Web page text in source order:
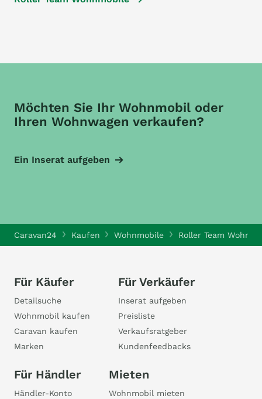
Möchten Sie Ihr Wohnmobil oder
Ihren Wohnwagen verkaufen?
Ein Inserat aufgeben
Caravan24 Kaufen Wohnmobile Roller Team
Für Käufer
Detailsuche
Wohnmobil kaufen
Caravan kaufen
Marken
Für Verkäufer
Inserat aufgeben
Preisliste
Verkaufsratgeber
Kundenfeedbacks
Für Händler
Händler-Konto
Mieten
Wohnmobil mieten